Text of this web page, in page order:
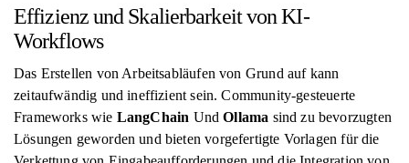
Effizienz und Skalierbarkeit von KI-
Workflows
Das Erstellen von Arbeitsabläufen von Grund auf kann
zeitaufwändig und ineffizient sein. Community-gesteuerte
Frameworks wie LangChain UndOllama sind zu bevorzugten
Lösungen geworden und bieten vorgefertigte Vorlagen für die